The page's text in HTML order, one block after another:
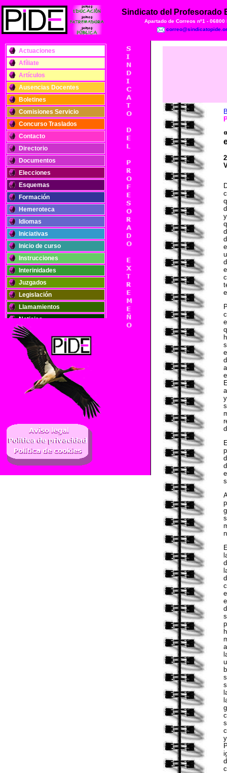
Sindicato del Profesorado
Apartado de Correos nº1 - 06800
Actuaciones
Afíliate
Artículos
Ausencias Docentes
Boletines
Comisiones Servicio
Concurso Traslados
Contacto
Directorio
Documentos
Elecciones
Esquemas
Formación
Hemeroteca
Idiomas
Iniciativas
Inicio de curso
Instrucciones
Interinidades
Juzgados
Legislación
Llamamientos
Noticias
Oposiciones
Plantillas
Publicaciones
Registros
Retribuciones
Solidaridad